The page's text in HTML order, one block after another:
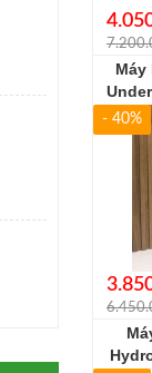
- 40%